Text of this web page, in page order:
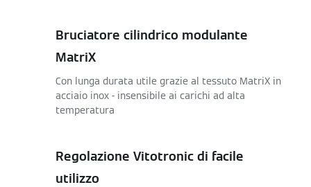
Bruciatore cilindrico modulante
MatriX
Con lunga durata utile grazie al tessuto MatriX in
acciaio inox - insensibile ai carichi ad alta
temperatura
Regolazione Vitotronic di facile
utilizzo